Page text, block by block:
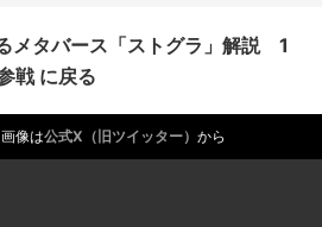
メタバース「ストグラ」解説 1
戦 に戻る
像は公式X（旧ツイッター） から